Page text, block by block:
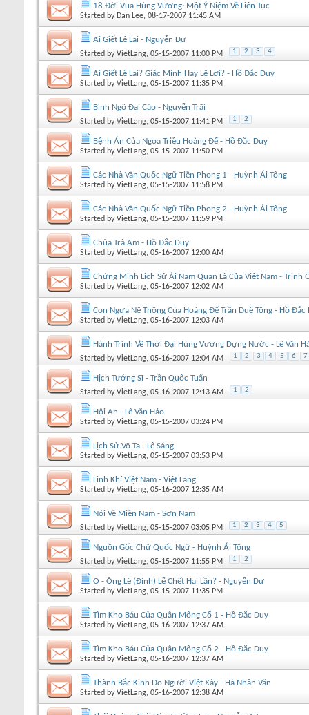
18 Đời Vua Hùng Vương: Một Ý Niệm Về Liên Tục
Started by Dan Lee, 08-17-2007 11:45 AM
Ai Giết Lê Lai - Nguyễn Dư
Started byVietLang, 05-15-2007 11:00 PM 1 2 3 4
Ai Giết Lê Lai? Giặc Minh Hay Lê Lợi? - Hồ Đắc Duy
Started byVietLang, 05-15-2007 11:35 PM
Bình Ngô Đại Cáo - Nguyễn Trãi
Started byVietLang, 05-15-2007 11:41 PM 1 2
Bệnh Án Của Ngọa Triều Hoàng Đế - Hồ Đắc Duy
Started byVietLang, 05-15-2007 11:50 PM
Các Nhà Văn Quốc Ngữ Tiền Phong 1 - Huỳnh Ái Tông
Started byVietLang, 05-15-2007 11:58 PM
Các Nhà Văn Quốc Ngữ Tiền Phong 2 - Huỳnh Ái Tông
Started byVietLang, 05-15-2007 11:59 PM
Chùa Trà Am - Hồ Đắc Duy
Started byVietLang, 05-16-2007 12:00 AM
Chứng Minh Lịch Sử Ải Nam Quan Là Của Việt Nam - Trịnh
Started byVietLang, 05-16-2007 12:02 AM
Con Ngựa Nê Thông Của Hoàng Đế Trần Duệ Tông - Hồ Đắc
Started byVietLang, 05-16-2007 12:03 AM
Hành Trình Về Thời Đại Hùng Vương Dựng Nước - Lê Văn
Started byVietLang, 05-16-2007 12:04 AM 1 2 3 4 5 6 7
Hịch Tướng Sĩ - Trần Quốc Tuấn
Started byVietLang, 05-16-2007 12:13 AM 1 2
Hội An - Lê Văn Hảo
Started byVietLang, 05-15-2007 03:24 PM
Lịch Sử Võ Ta - Lê Sáng
Started byVietLang, 05-15-2007 03:53 PM
Linh Khí Việt Nam - Việt Lang
Started byVietLang, 05-16-2007 12:35 AM
Nói Về Miền Nam - Sơn Nam
Started byVietLang, 05-15-2007 03:05 PM 1 2 3 4 5
Nguồn Gốc Chữ Quốc Ngữ - Huỳnh Ái Tông
Started byVietLang, 05-15-2007 11:55 PM 1 2
O - Ông Lê (Đinh) Lễ Chết Hai Lần? - Nguyễn Dư
Started byVietLang, 05-15-2007 11:35 PM
Tìm Kho Báu Của Quân Mông Cổ 1 - Hồ Đắc Duy
Started byVietLang, 05-16-2007 12:37 AM
Tìm Kho Báu Của Quân Mông Cổ 2 - Hồ Đắc Duy
Started byVietLang, 05-16-2007 12:37 AM
Thành Bắc Kinh Do Người Việt Xây - Hà Nhân Văn
Started byVietLang, 05-16-2007 12:38 AM